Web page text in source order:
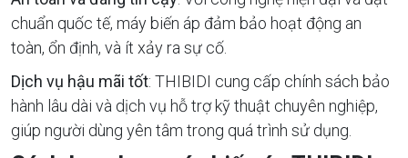
chuẩn quốc tế, máy biến áp đảm bảo hoạt động an
toàn, ổn định, và ít xảy ra sự cố.
Dịch vụ hậu mãi tốt: THIBIDI cung cấp chính sách bảo
hành lâu dài và dịch vụ hỗ trợ kỹ thuật chuyên nghiệp,
giúp người dùng yên tâm trong quá trình sử dụng.